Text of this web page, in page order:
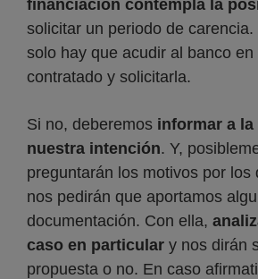
financiación contempla la
solicitar un periodo de
solo hay que acudir al banco
contratado y solicitarla.
Si no, deberemos informar a
nuestra intención. Y,
preguntarán los motivos por los
nos pedirán que aportamos
documentación. Con ella,
caso en particular y nos dirán
propuesta o no. En caso